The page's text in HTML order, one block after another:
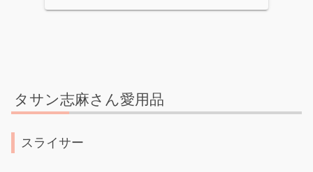
タサン志麻さん愛用品
スライサー